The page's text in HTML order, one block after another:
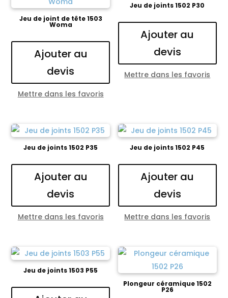
Jeu de joint de tête 1503
Woma
Ajouter au
devis
Mettre dans les favoris
Jeu de joints 1502 P30
Ajouter au
devis
Mettre dans les favoris
Jeu de joints 1502 P35
Ajouter au
devis
Mettre dans les favoris
Jeu de joints 1502 P45
Ajouter au
devis
Mettre dans les favoris
Jeu de joints 1503 P55
Plongeur céramique 1502
P26